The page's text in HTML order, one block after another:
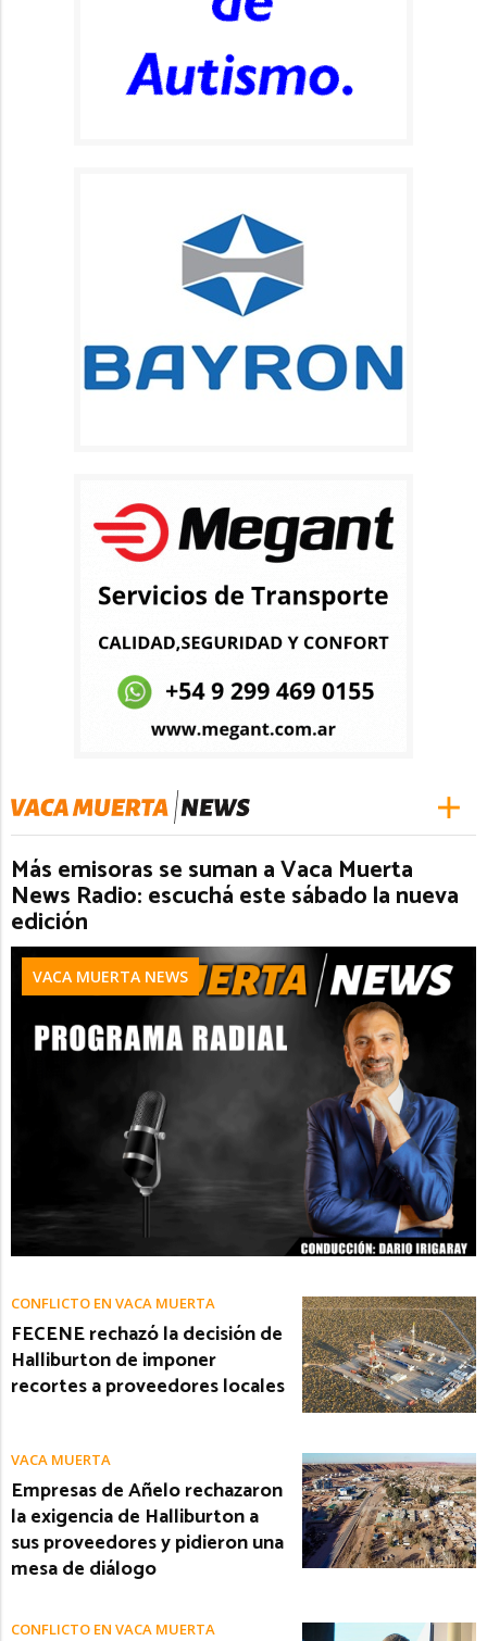
Más emisoras se suman a Vaca Muerta
News Radio: escuchá este sábado la nueva
edición
VACA MUERTA NEWS
CONFLICTO EN VACA MUERTA
FECENE rechazó la decisión de
Halliburton de imponer
recortes a proveedores locales
VACA MUERTA
Empresas de Añelo rechazaron
la exigencia de Halliburton a
sus proveedores y pidieron una
mesa de diálogo
CONFLICTO EN VACA MUERTA